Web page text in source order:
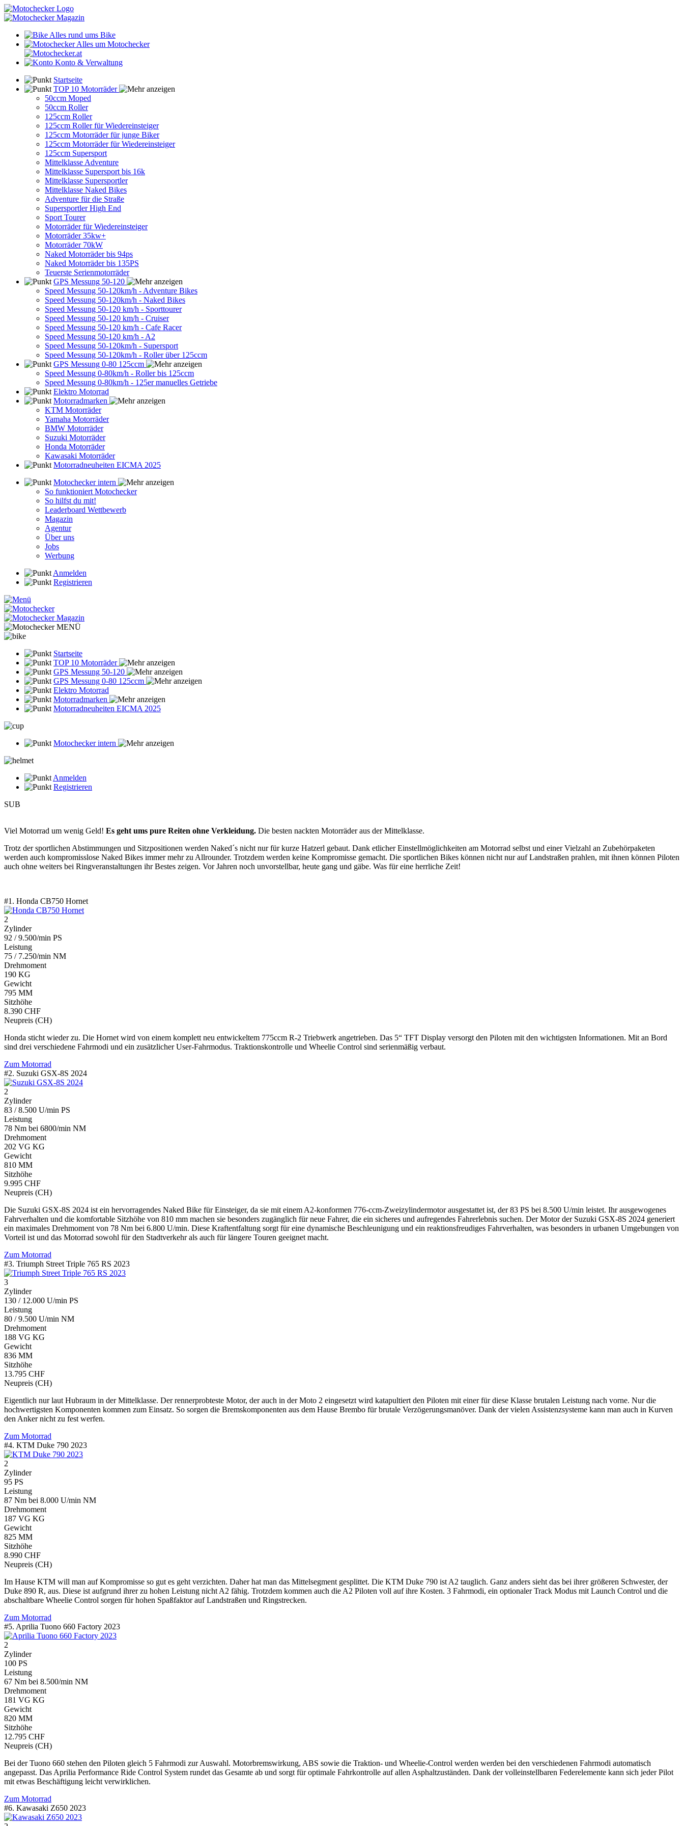
Alles rund ums Bike
Alles um Motochecker
Konto & Verwaltung
Startseite
TOP 10 Motorräder
50ccm Moped
50ccm Roller
125ccm Roller
125ccm Roller für Wiedereinsteiger
125ccm Motorräder für junge Biker
125ccm Motorräder für Wiedereinsteiger
125ccm Supersport
Mittelklasse Adventure
Mittelklasse Supersport bis 16k
Mittelklasse Supersportler
Mittelklasse Naked Bikes
Adventure für die Straße
Supersportler High End
Sport Tourer
Motorräder für Wiedereinsteiger
Motorräder 35kw+
Motorräder 70kW
Naked Motorräder bis 94ps
Naked Motorräder bis 135PS
Teuerste Serienmotorräder
GPS Messung 50-120
Speed Messung 50-120km/h - Adventure Bikes
Speed Messung 50-120km/h - Naked Bikes
Speed Messung 50-120 km/h - Sporttourer
Speed Messung 50-120 km/h - Cruiser
Speed Messung 50-120 km/h - Cafe Racer
Speed Messung 50-120 km/h - A2
Speed Messung 50-120km/h - Supersport
Speed Messung 50-120km/h - Roller über 125ccm
GPS Messung 0-80 125ccm
Speed Messung 0-80km/h - Roller bis 125ccm
Speed Messung 0-80km/h - 125er manuelles Getriebe
Elektro Motorrad
Motorradmarken
KTM Motorräder
Yamaha Motorräder
BMW Motorräder
Suzuki Motorräder
Honda Motorräder
Kawasaki Motorräder
Motorradneuheiten EICMA 2025
Motochecker intern
So funktioniert Motochecker
So hilfst du mit!
Leaderboard Wettbewerb
Magazin
Agentur
Über uns
Jobs
Werbung
Anmelden
Registrieren
MENÜ
Startseite
TOP 10 Motorräder
GPS Messung 50-120
GPS Messung 0-80 125ccm
Elektro Motorrad
Motorradmarken
Motorradneuheiten EICMA 2025
Motochecker intern
Anmelden
Registrieren
SUB
Viel Motorrad um wenig Geld! Es geht ums pure Reiten ohne Verkleidung. Die besten nackten Motorräder aus der Mittelklasse.
Trotz der sportlichen Abstimmungen und Sitzpositionen werden Naked´s nicht nur für kurze Hatzerl gebaut. Dank etlicher Einstellmöglichkeiten am Motorrad selbst und einer Vielzahl an Zubehörpaketen
werden auch kompromisslose Naked Bikes immer mehr zu Allrounder. Trotzdem werden keine Kompromisse gemacht. Die sportlichen Bikes können nicht nur auf Landstraßen prahlen, mit ihnen können Piloten
auch ohne weiters bei Ringveranstaltungen ihr Bestes zeigen. Vor Jahren noch unvorstellbar, heute gang und gäbe. Was für eine herrliche Zeit!
#1. Honda CB750 Hornet
2
Zylinder
92 / 9.500/min PS
Leistung
75 / 7.250/min NM
Drehmoment
190 KG
Gewicht
795 MM
Sitzhöhe
8.390 CHF
Neupreis (CH)
Honda sticht wieder zu. Die Hornet wird von einem komplett neu entwickeltem 775ccm R-2 Triebwerk angetrieben. Das 5“ TFT Display versorgt den Piloten mit den wichtigsten Informationen. Mit an Bord
sind drei verschiedene Fahrmodi und ein zusätzlicher User-Fahrmodus. Traktionskontrolle und Wheelie Control sind serienmäßig verbaut.
Zum Motorrad
#2. Suzuki GSX-8S 2024
2
Zylinder
83 / 8.500 U/min PS
Leistung
78 Nm bei 6800/min NM
Drehmoment
202 VG KG
Gewicht
810 MM
Sitzhöhe
9.995 CHF
Neupreis (CH)
Die Suzuki GSX-8S 2024 ist ein hervorragendes Naked Bike für Einsteiger, da sie mit einem A2-konformen 776-ccm-Zweizylindermotor ausgestattet ist, der 83 PS bei 8.500 U/min leistet. Ihr ausgewogenes
Fahrverhalten und die komfortable Sitzhöhe von 810 mm machen sie besonders zugänglich für neue Fahrer, die ein sicheres und aufregendes Fahrerlebnis suchen. Der Motor der Suzuki GSX-8S 2024 generiert
ein maximales Drehmoment von 78 Nm bei 6.800 U/min. Diese Kraftentfaltung sorgt für eine dynamische Beschleunigung und ein reaktionsfreudiges Fahrverhalten, was besonders in urbanen Umgebungen von
Vorteil ist und das Motorrad sowohl für den Stadtverkehr als auch für längere Touren geeignet macht.
Zum Motorrad
#3. Triumph Street Triple 765 RS 2023
3
Zylinder
130 / 12.000 U/min PS
Leistung
80 / 9.500 U/min NM
Drehmoment
188 VG KG
Gewicht
836 MM
Sitzhöhe
13.795 CHF
Neupreis (CH)
Eigentlich nur laut Hubraum in der Mittelklasse. Der rennerprobteste Motor, der auch in der Moto 2 eingesetzt wird katapultiert den Piloten mit einer für diese Klasse brutalen Leistung nach vorne. Nur die
hochwertigsten Komponenten kommen zum Einsatz. So sorgen die Bremskomponenten aus dem Hause Brembo für brutale Verzögerungsmanöver. Dank der vielen Assistenzsysteme kann man auch in Kurven
den Anker nicht zu fest werfen.
Zum Motorrad
#4. KTM Duke 790 2023
2
Zylinder
95 PS
Leistung
87 Nm bei 8.000 U/min NM
Drehmoment
187 VG KG
Gewicht
825 MM
Sitzhöhe
8.990 CHF
Neupreis (CH)
Im Hause KTM will man auf Kompromisse so gut es geht verzichten. Daher hat man das Mittelsegment gesplittet. Die KTM Duke 790 ist A2 tauglich. Ganz anders sieht das bei ihrer größeren Schwester, der
Duke 890 R, aus. Diese ist aufgrund ihrer zu hohen Leistung nicht A2 fähig. Trotzdem kommen auch die A2 Piloten voll auf ihre Kosten. 3 Fahrmodi, ein optionaler Track Modus mit Launch Control und die
abschaltbare Wheelie Control sorgen für hohen Spaßfaktor auf Landstraßen und Ringstrecken.
Zum Motorrad
#5. Aprilia Tuono 660 Factory 2023
2
Zylinder
100 PS
Leistung
67 Nm bei 8.500/min NM
Drehmoment
181 VG KG
Gewicht
820 MM
Sitzhöhe
12.795 CHF
Neupreis (CH)
Bei der Tuono 660 stehen den Piloten gleich 5 Fahrmodi zur Auswahl. Motorbremswirkung, ABS sowie die Traktion- und Wheelie-Control werden werden bei den verschiedenen Fahrmodi automatisch
angepasst. Das Aprilia Performance Ride Control System rundet das Gesamte ab und sorgt für optimale Fahrkontrolle auf allen Asphaltzuständen. Dank der volleinstellbaren Federelemente kann sich jeder Pilot
mit etwas Beschäftigung leicht verwirklichen.
Zum Motorrad
#6. Kawasaki Z650 2023